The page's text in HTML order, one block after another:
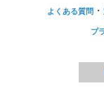
よくある質問 ・
プ